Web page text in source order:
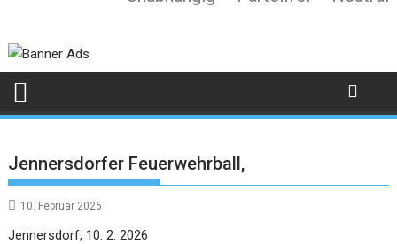
Jennersdorfer Feuerwehrball,
10. Februar 2026
Jennersdorf, 10. 2. 2026